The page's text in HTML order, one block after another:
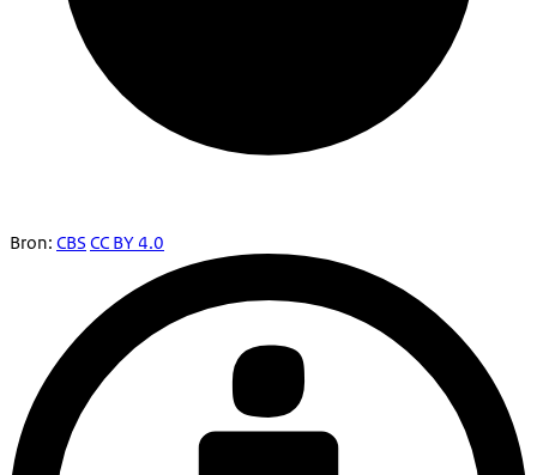
Bron: CBS CC BY 4.0